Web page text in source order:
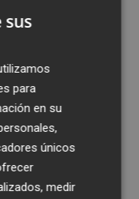
capacidad
lo que asegura
de los
de la
probado, por
entre la red
de
sus
para
en su
únicos
medir